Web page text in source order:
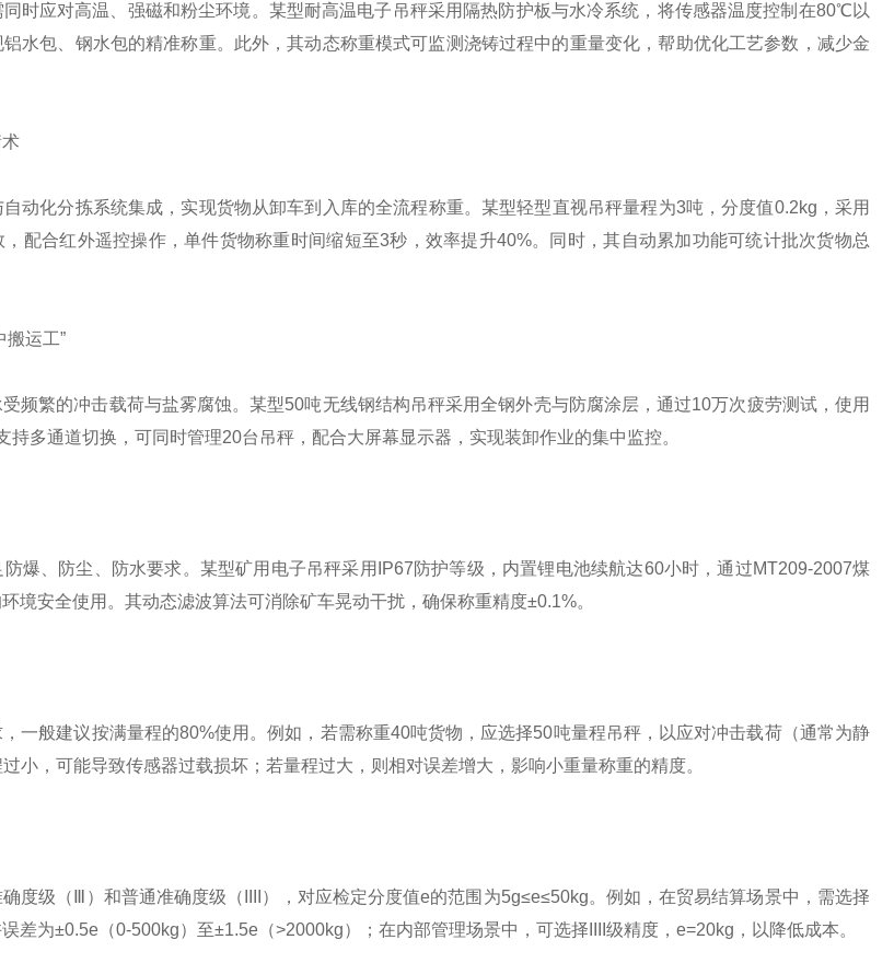
时应对高温、强磁和粉尘环境。某型耐高温电子吊秤采用隔热防护板与水冷系统，将传感器温度控制在80℃以
水包、钢水包的精准称重。此外，其动态称重模式可监测浇铸过程中的重量变化，帮助优化工艺参数，减少金
动化分拣系统集成，实现货物从卸车到入库的全流程称重。某型轻型直视吊秤量程为3吨，分度值0.2kg，采用
配合红外遥控操作，单件货物称重时间缩短至3秒，效率提升40%。同时，其自动累加功能可统计批次货物总
搬运工”
频繁的冲击载荷与盐雾腐蚀。某型50吨无线钢结构吊秤采用全钢外壳与防腐涂层，通过10万次疲劳测试，使用
持多通道切换，可同时管理20台吊秤，配合大屏幕显示器，实现装卸作业的集中监控。
爆、防尘、防水要求。某型矿用电子吊秤采用IP67防护等级，内置锂电池续航达60小时，通过MT209-2007煤
境安全使用。其动态滤波算法可消除矿车晃动干扰，确保称重精度±0.1%。
一般建议按满量程的80%使用。例如，若需称重40吨货物，应选择50吨量程吊秤，以应对冲击载荷（通常为静
小，可能导致传感器过载损坏；若量程过大，则相对误差增大，影响小重量称重的精度。
度级（Ⅲ）和普通准确度级（IIII），对应检定分度值e的范围为5g≤e≤50kg。例如，在贸易结算场景中，需选择
差为±0.5e（0-500kg）至±1.5e（>2000kg）；在内部管理场景中，可选择IIII级精度，e=20kg，以降低成本。